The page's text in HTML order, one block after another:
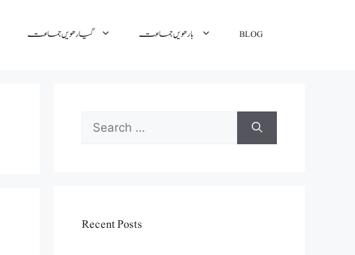
گیارھویں جماعت بارھویں جماعت BLOG
Search
for:
Recent Posts